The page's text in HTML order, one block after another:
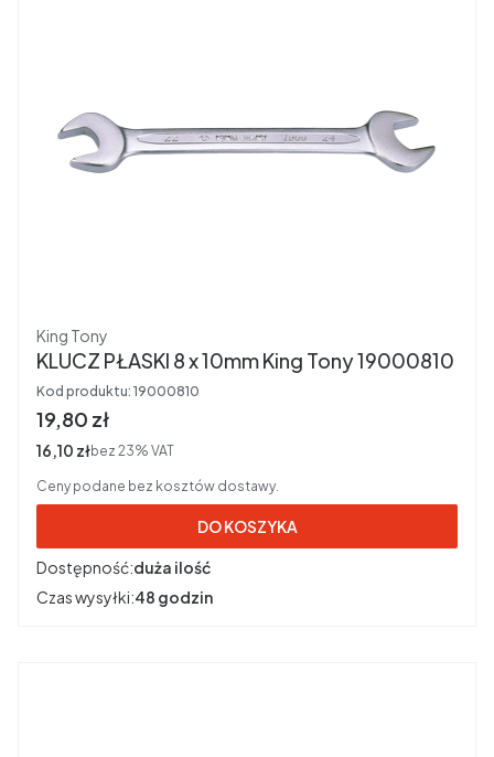
Producent
King Tony
KLUCZ PŁASKI 8 x 10mm King Tony 19000810
Kod produktu: 19000810
Cena brutto
19,80 zł
Cena netto
16,10 złbez 23% VAT
Ceny podane bez kosztów dostawy.
DO KOSZYKA
Dostępność:duża ilość
Czas wysyłki:48 godzin